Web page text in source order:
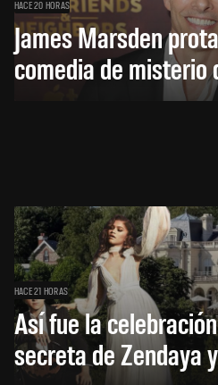
HACE 20 HORAS
James Marsden
comedia de misterio
HACE 21 HORAS
Así fue la
secreta de Zendaya